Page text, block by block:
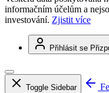
informačním účelům a
investování. Zjistit více
Přihlásit se
Toggle Sidebar